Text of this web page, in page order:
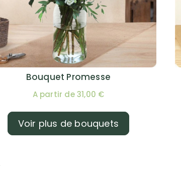
Bouquet Promesse
A partir de 31,00 €
Voir plus de bouquets